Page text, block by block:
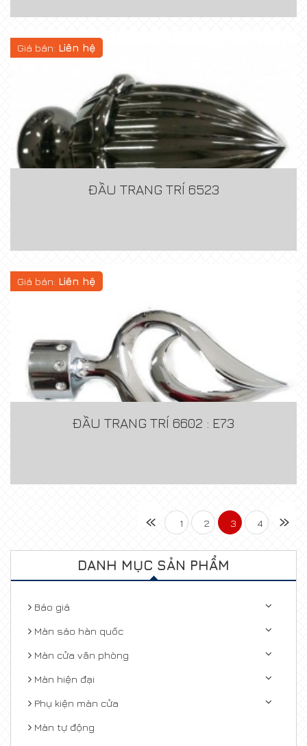
Giá bán: Liên hệ
ĐẦU TRANG TRÍ 6523
Giá bán: Liên hệ
ĐẦU TRANG TRÍ 6602 : E73
« 1 2 3 4 »
DANH MỤC SẢN PHẨM
Báo giá
Màn sáo hàn quốc
Màn cửa văn phòng
Màn hiện đại
Phụ kiện màn cửa
Màn tự động